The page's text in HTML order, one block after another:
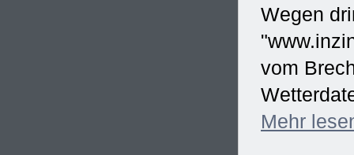
Wegen
vom
Mehr